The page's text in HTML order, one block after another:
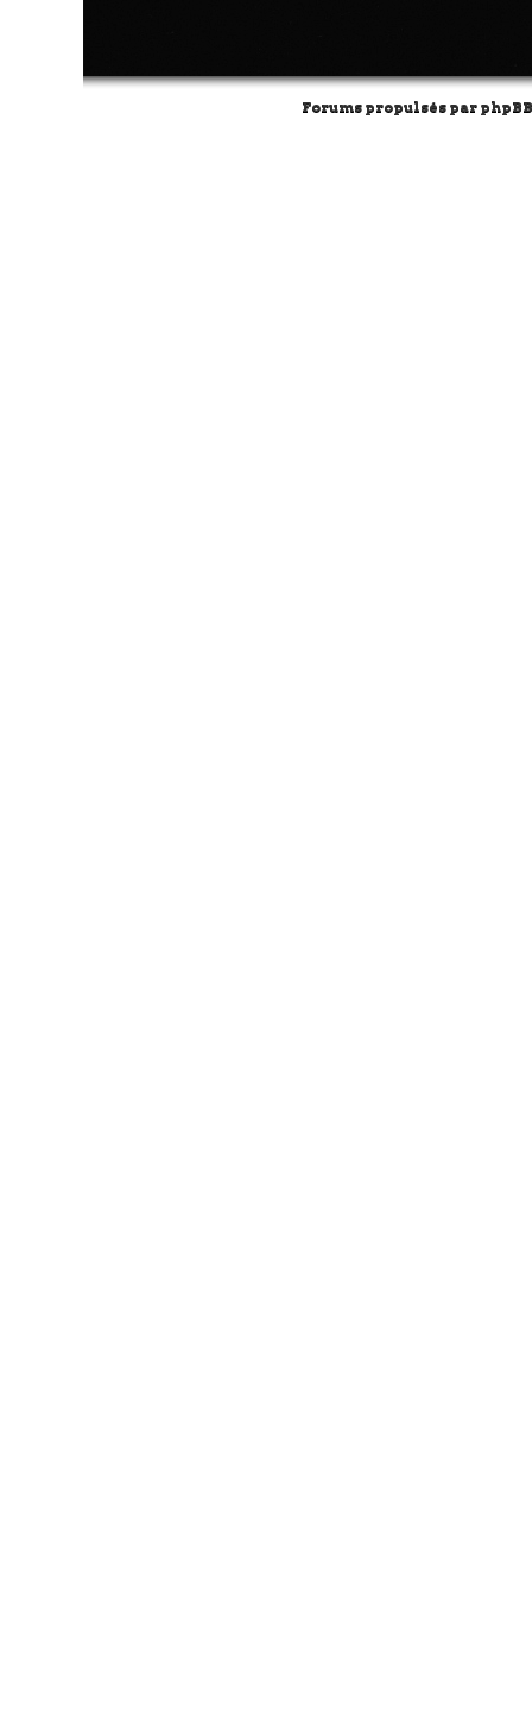
Forums propulsés par phpBB